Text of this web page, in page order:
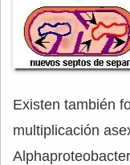
Existen también
multiplicación